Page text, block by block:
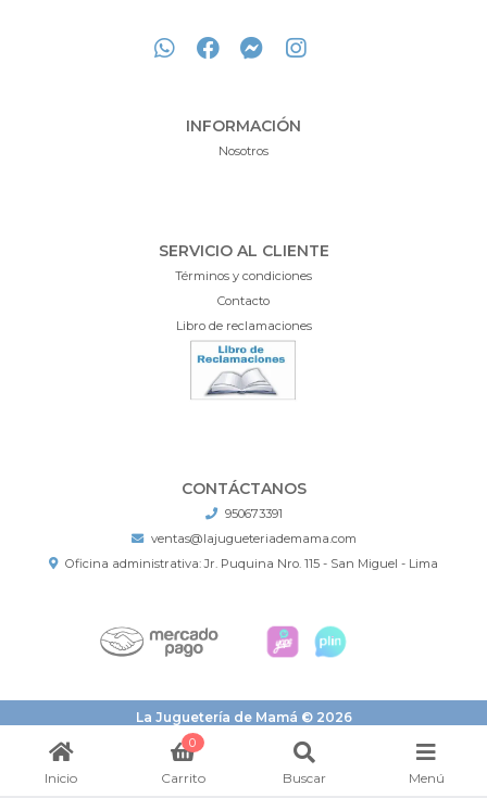
INFORMACIÓN
Nosotros
SERVICIO AL CLIENTE
Términos y condiciones
Contacto
Libro de reclamaciones
CONTÁCTANOS
950673391
ventas@lajugueteriademama.com
Oficina administrativa: Jr. Puquina Nro. 115 - San Miguel - Lima
La Juguetería de Mamá © 2026
¿Te gusta mi tienda? Yo vendo con
Inicio
0
Carrito Buscar Menú